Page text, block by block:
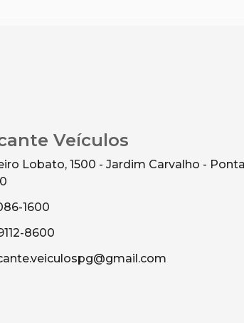
Veículos
Lobato, 1500 - Jardim Carvalho -
1600
8600